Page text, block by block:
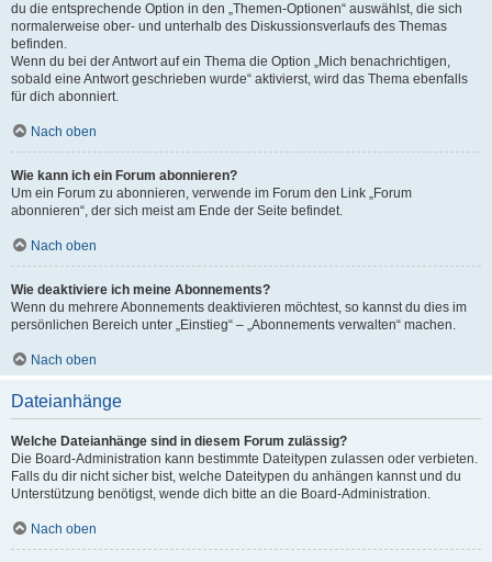
du die entsprechende Option in den „Themen-Optionen“ auswählst, die sich
normalerweise ober- und unterhalb des Diskussionsverlaufs des Themas
befinden.
Wenn du bei der Antwort auf ein Thema die Option „Mich benachrichtigen,
sobald eine Antwort geschrieben wurde“ aktivierst, wird das Thema ebenfalls
für dich abonniert.
Nach oben
Wie kann ich ein Forum abonnieren?
Um ein Forum zu abonnieren, verwende im Forum den Link „Forum
abonnieren“, der sich meist am Ende der Seite befindet.
Nach oben
Wie deaktiviere ich meine Abonnements?
Wenn du mehrere Abonnements deaktivieren möchtest, so kannst du dies im
persönlichen Bereich unter „Einstieg“ – „Abonnements verwalten“ machen.
Nach oben
Dateianhänge
Welche Dateianhänge sind in diesem Forum zulässig?
Die Board-Administration kann bestimmte Dateitypen zulassen oder verbieten.
Falls du dir nicht sicher bist, welche Dateitypen du anhängen kannst und du
Unterstützung benötigst, wende dich bitte an die Board-Administration.
Nach oben